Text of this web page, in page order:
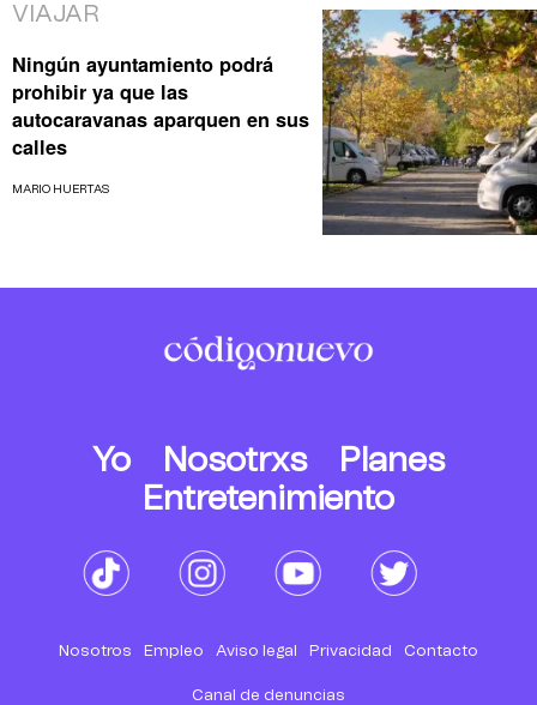
VIAJAR
Ningún ayuntamiento podrá
prohibir ya que las
autocaravanas aparquen en sus
calles
MARIO HUERTAS
Yo Nosotrxs
Planes
Entretenimiento
Nosotros Empleo Aviso legal Privacidad Contacto
Canal de denuncias